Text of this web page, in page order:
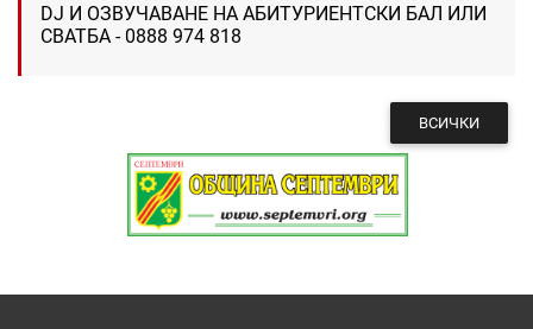
DJ И ОЗВУЧАВАНЕ НА АБИТУРИЕНТСКИ БАЛ ИЛИ
СВАТБА - 0888 974 818
ВСИЧКИ